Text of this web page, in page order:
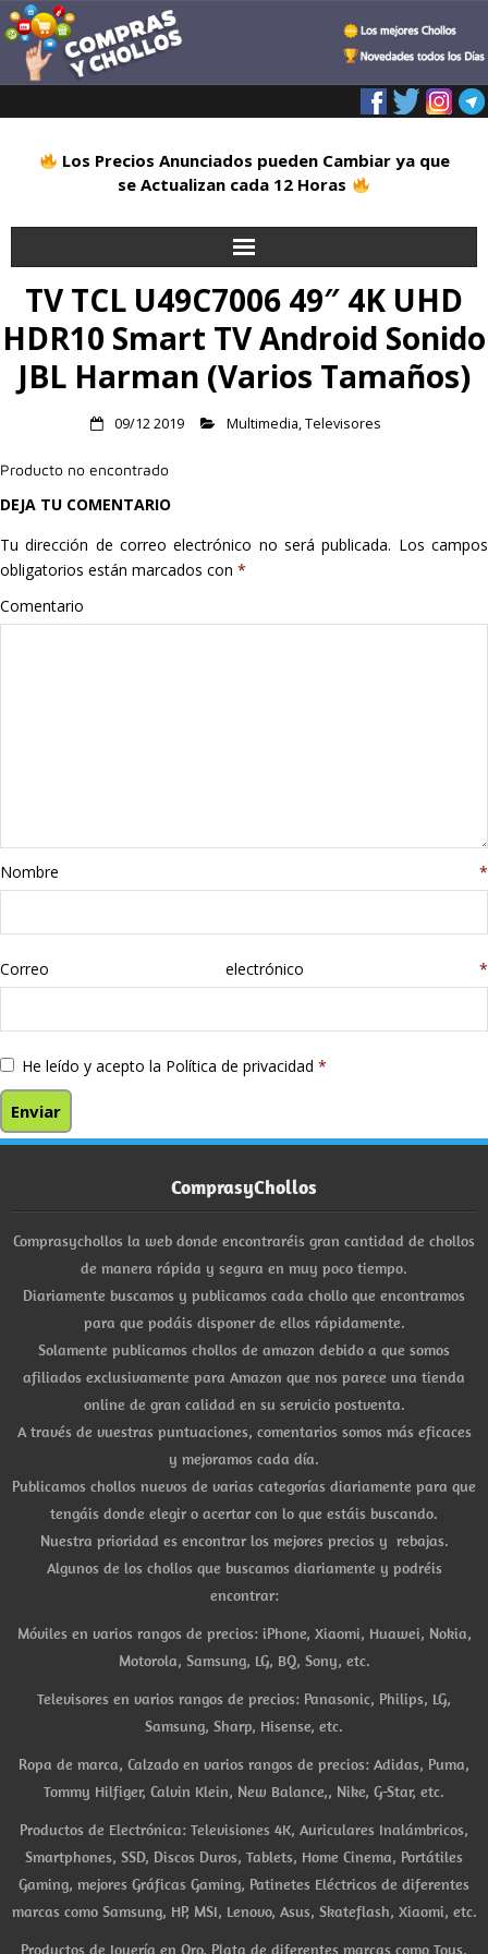
Los Precios Anunciados pueden Cambiar ya que
se Actualizan cada 12 Horas
Inicio
Alimentación
Hogar
Informática
Listas
libros
TV TCL U49C7006 49″ 4K UHD
HDR10 Smart TV Android Sonido
JBL Harman (Varios Tamaños)
09/12 2019 Multimedia,Televisores
Producto no encontrado
DEJA TU COMENTARIO
Tu dirección de correo electrónico no será publicada. Los campos
obligatorios están marcados con *
Comentario
Nombre *
Correo electrónico *
He leído y acepto la Política de privacidad *
ComprasyChollos
Comprasychollos la web donde encontraréis gran cantidad de chollos
de manera rápida y segura en muy poco tiempo.
Diariamente buscamos y publicamos cada chollo que encontramos
para que podáis disponer de ellos rápidamente.
Solamente publicamos chollos de amazon debido a que somos
afiliados exclusivamente para Amazon que nos parece una tienda
online de gran calidad en su servicio postventa.
A través de vuestras puntuaciones, comentarios somos más eficaces
y mejoramos cada día.
Publicamos chollos nuevos de varias categorías diariamente para que
tengáis donde elegir o acertar con lo que estáis buscando.
Nuestra prioridad es encontrar los mejores precios y rebajas.
Algunos de los chollos que buscamos diariamente y podréis
encontrar:
Móviles en varios rangos de precios: iPhone, Xiaomi, Huawei, Nokia,
Motorola, Samsung, LG, BQ, Sony, etc.
Televisores en varios rangos de precios: Panasonic, Philips, LG,
Samsung, Sharp, Hisense, etc.
Ropa de marca, Calzado en varios rangos de precios: Adidas, Puma,
Tommy Hilfiger, Calvin Klein, New Balance,, Nike, G-Star, etc.
Productos de Electrónica: Televisiones 4K, Auriculares Inalámbricos,
Smartphones, SSD, Discos Duros, Tablets, Home Cinema, Portátiles
Gaming, mejores Gráficas Gaming, Patinetes Eléctricos de diferentes
marcas como Samsung, HP, MSI, Lenovo, Asus, Skateflash, Xiaomi, etc.
Productos de Joyería en Oro, Plata de diferentes marcas como Tous,